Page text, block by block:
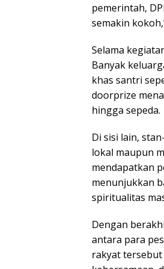
pemerintah,
semakin
Selama
Banyak
khas santri
doorprize
hingga sepeda.
Di sisi lain,
lokal maupun
mendapatkan
menunjukkan
spiritualitas
Dengan
antara para
rakyat